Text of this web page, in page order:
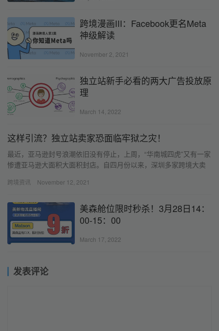
跨境漫画III：Facebook更名Meta
神级解读
November 2, 2021
独立站新手必看的两大广告投放原
理
March 14, 2022
这样引流？独立站卖家恐面临牢狱之灾！
最近，亚马逊封号浪潮依旧没有停止，上周，“华南城四虎”又有一家
惨遭亚马逊大面积大面积封店。自四月份以来，深圳多家跨境大卖
在…
跨境资讯 November 12, 2021
美森舱位限时秒杀！3月28日14：
00-15：00
March 17, 2022
发表评论